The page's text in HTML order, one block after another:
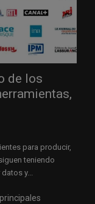
de los
para producir,
teniendo
y...